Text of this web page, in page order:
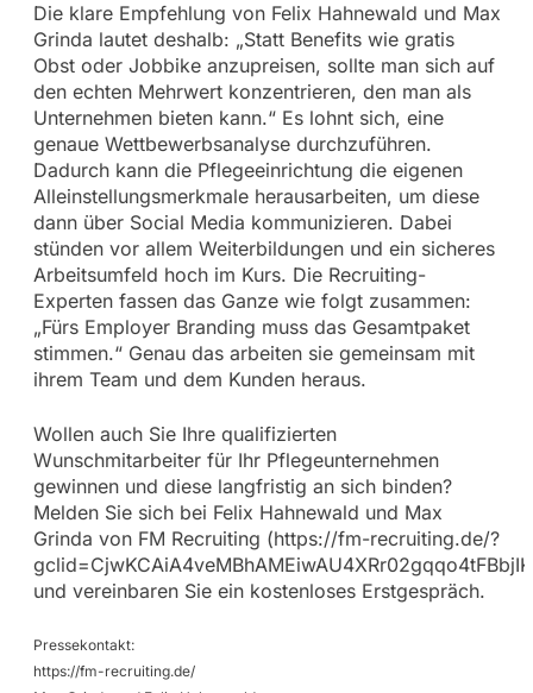
Die klare Empfehlung von Felix Hahnewald und Max
Grinda lautet deshalb: „Statt Benefits wie gratis
Obst oder Jobbike anzupreisen, sollte man sich auf
den echten Mehrwert konzentrieren, den man als
Unternehmen bieten kann.“ Es lohnt sich, eine
genaue Wettbewerbsanalyse durchzuführen.
Dadurch kann die Pflegeeinrichtung die eigenen
Alleinstellungsmerkmale herausarbeiten, um diese
dann über Social Media kommunizieren. Dabei
stünden vor allem Weiterbildungen und ein sicheres
Arbeitsumfeld hoch im Kurs. Die Recruiting-
Experten fassen das Ganze wie folgt zusammen:
„Fürs Employer Branding muss das Gesamtpaket
stimmen.“ Genau das arbeiten sie gemeinsam mit
ihrem Team und dem Kunden heraus.
Wollen auch Sie Ihre qualifizierten
Wunschmitarbeiter für Ihr Pflegeunternehmen
gewinnen und diese langfristig an sich binden?
Melden Sie sich bei Felix Hahnewald und Max
Grinda von FM Recruiting (https://fm-recruiting.de/?
und vereinbaren Sie ein kostenloses Erstgespräch.
Pressekontakt:
https://fm-recruiting.de/